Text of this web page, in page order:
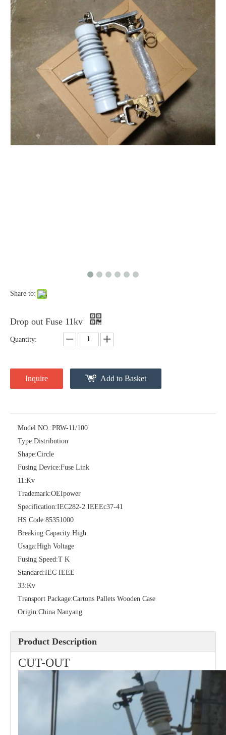
Polymer Fuse Cutout, Drop out Fuses 12 Kv 100A Polymer Fuse Cutout, Drop out Fuses 12 Kv 200A
Polymer Fuse Cutout, Drop out Fuses 18 Kv 200A
Polymer Fuse Cutout, Drop out Fuses 24 Kv 300A
Share to:
Drop out Fuse 11kv
Quantity:
Inquire Add to Basket
Model NO.:PRW-11/100
Type:Distribution
Shape:Circle
Fusing Device:Fuse Link
11:Kv
Trademark:OEIpower
Specification:IEC282-2 IEEEc37-41
HS Code:85351000
Breaking Capacity:High
Usaga:High Voltage
Fusing Speed:T K
Standard:IEC IEEE
33:Kv
Transport Package:Cartons Pallets Wooden Case
Origin:China Nanyang
Product Description
CUT-OUT